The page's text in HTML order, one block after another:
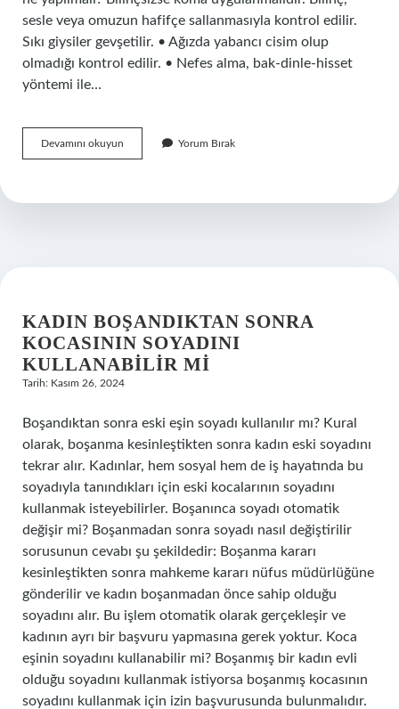
sesle veya omuzun hafifçe sallanmasıyla kontrol edilir.
Sıkı giysiler gevşetilir. • Ağızda yabancı cisim olup
olmadığı kontrol edilir. • Nefes alma, bak-dinle-hisset
yöntemi ile…
Devamını okuyun
Kaybında
Kullanılır
Yorum Bırak
KADIN BOŞANDIKTAN SONRA
KOCASININ SOYADINI
KULLANABILIR MI
Tarih: Kasım 26, 2024
Boşandıktan sonra eski eşin soyadı kullanılır mı? Kural
olarak, boşanma kesinleştikten sonra kadın eski soyadını
tekrar alır. Kadınlar, hem sosyal hem de iş hayatında bu
soyadıyla tanındıkları için eski kocalarının soyadını
kullanmak isteyebilirler. Boşanınca soyadı otomatik
değişir mi? Boşanmadan sonra soyadı nasıl değiştirilir
sorusunun cevabı şu şekildedir: Boşanma kararı
kesinleştikten sonra mahkeme kararı nüfus müdürlüğüne
gönderilir ve kadın boşanmadan önce sahip olduğu
soyadını alır. Bu işlem otomatik olarak gerçekleşir ve
kadının ayrı bir başvuru yapmasına gerek yoktur. Koca
eşinin soyadını kullanabilir mi? Boşanmış bir kadın evli
olduğu soyadını kullanmak istiyorsa boşanmış kocasının
soyadını kullanmak için izin başvurusunda bulunmalıdır.